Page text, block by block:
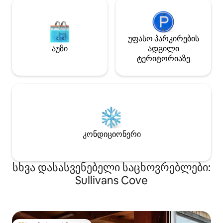
აუზი
უფასო პარკირების
ადგილი
ტერიტორიაზე
კონდიციონერი
სხვა დასასვენებელი საცხოვრებლები:
Sullivans Cove